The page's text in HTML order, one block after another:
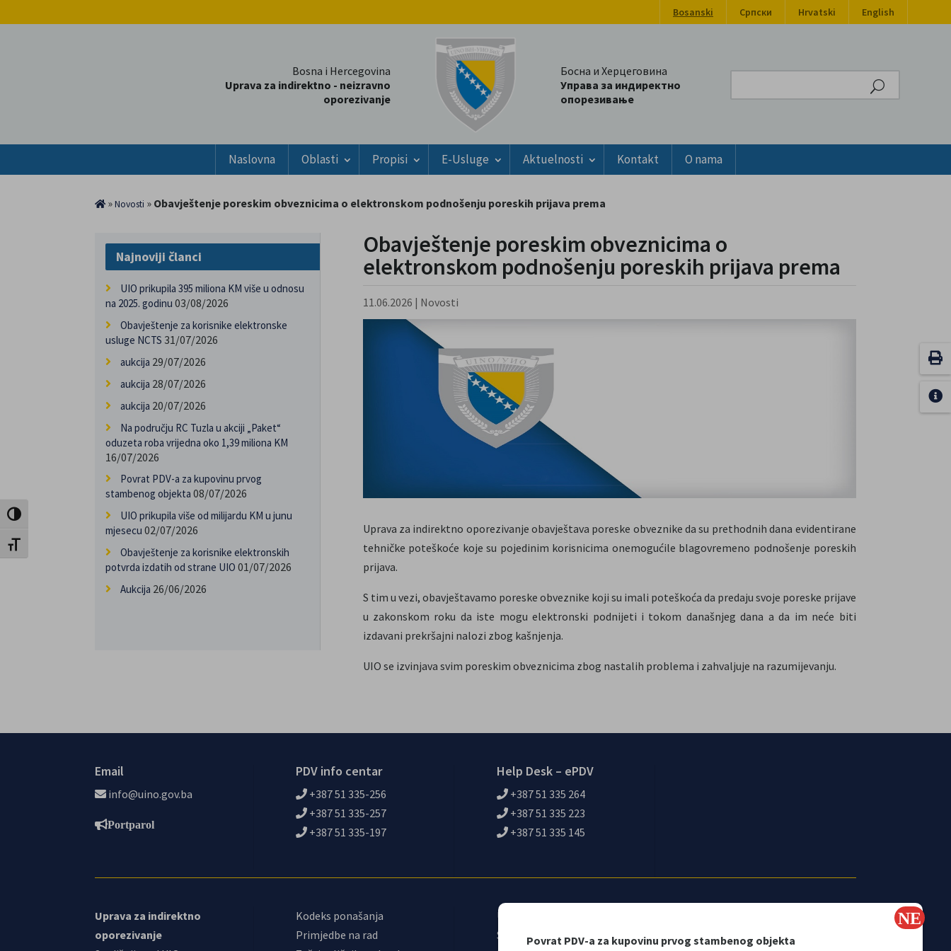
Toggle High Contrast
Toggle Font size
Povrat PDV-a za kupovinu prvog stambenog objekta
Bosanski Српски Hrvatski English
Bosna i Hercegovina
Uprava za indirektno - neizravno
oporezivanje
Босна и Херцеговина
Управа за индиректно
опорезивање
Naslovna Oblasti Propisi E-Usluge Aktuelnosti Kontakt O nama
»Novosti » Obavještenje poreskim obveznicima o elektronskom podnošenju poreskih prijava prema
Najnoviji članci
UIO prikupila 395 miliona KM više u odnosu
na 2025. godinu 03/08/2026
Obavještenje za korisnike elektronske
usluge NCTS 31/07/2026
aukcija 29/07/2026
aukcija 28/07/2026
aukcija 20/07/2026
Na području RC Tuzla u akciji „Paket“
oduzeta roba vrijedna oko 1,39 miliona KM
16/07/2026
Povrat PDV-a za kupovinu prvog
stambenog objekta 08/07/2026
UIO prikupila više od milijardu KM u junu
mjesecu 02/07/2026
Obavještenje za korisnike elektronskih
potvrda izdatih od strane UIO 01/07/2026
Aukcija 26/06/2026
Obavještenje poreskim obveznicima o
elektronskom podnošenju poreskih prijava prema
11.06.2026 | Novosti
Uprava za indirektno oporezivanje obavještava poreske obveznike da su prethodnih dana evidentirane
tehničke poteškoće koje su pojedinim korisnicima onemogućile blagovremeno podnošenje poreskih
prijava.
S tim u vezi, obavještavamo poreske obveznike koji su imali poteškoća da predaju svoje poreske prijave
u zakonskom roku da iste mogu elektronski podnijeti i tokom današnjeg dana a da im neće biti
izdavani prekršajni nalozi zbog kašnjenja.
UIO se izvinjava svim poreskim obveznicima zbog nastalih problema i zahvaljuje na razumijevanju.
Email
info@uino.gov.ba
Portparol
PDV info centar
+387 51 335-256
+387 51 335-257
+387 51 335-197
Help Desk – ePDV
+387 51 335 264
+387 51 335 223
+387 51 335 145
Uprava za indirektno
oporezivanje
Kodeks ponašanja
Primjedbe na rad
Upravni odbor
Sindikat UIO